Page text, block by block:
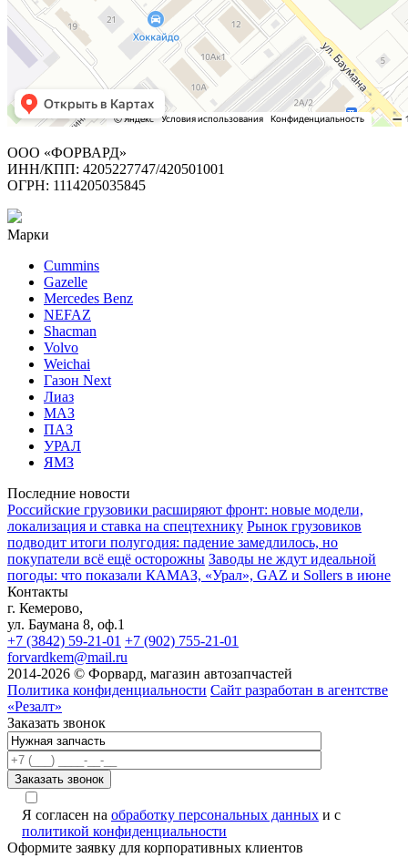
ООО «ФОРВАРД»
ИНН/КПП: 4205227747/420501001
ОГРН: 1114205035845
Марки
Cummins
Gazelle
Mercedes Benz
NEFAZ
Shacman
Volvo
Weichai
Газон Next
Лиаз
МАЗ
ПАЗ
УРАЛ
ЯМЗ
Последние новости
Российские грузовики расширяют фронт: новые модели,
локализация и ставка на спецтехнику Рынок грузовиков
подводит итоги полугодия: падение замедлилось, но
покупатели всё ещё осторожны Заводы не ждут идеальной
погоды: что показали КАМАЗ, «Урал», GAZ и Sollers в июне
Контакты
г. Кемерово,
ул. Баумана 8, оф.1
+7 (3842) 59-21-01 +7 (902) 755-21-01
forvardkem@mail.ru
2014-2026 © Форвард, магазин автозапчастей
Политика конфиденциальности Сайт разработан в агентстве
«Резалт»
Заказать звонок
Я согласен на обработку персональных данных и с
политикой конфиденциальности
Оформите заявку для корпоративных клиентов